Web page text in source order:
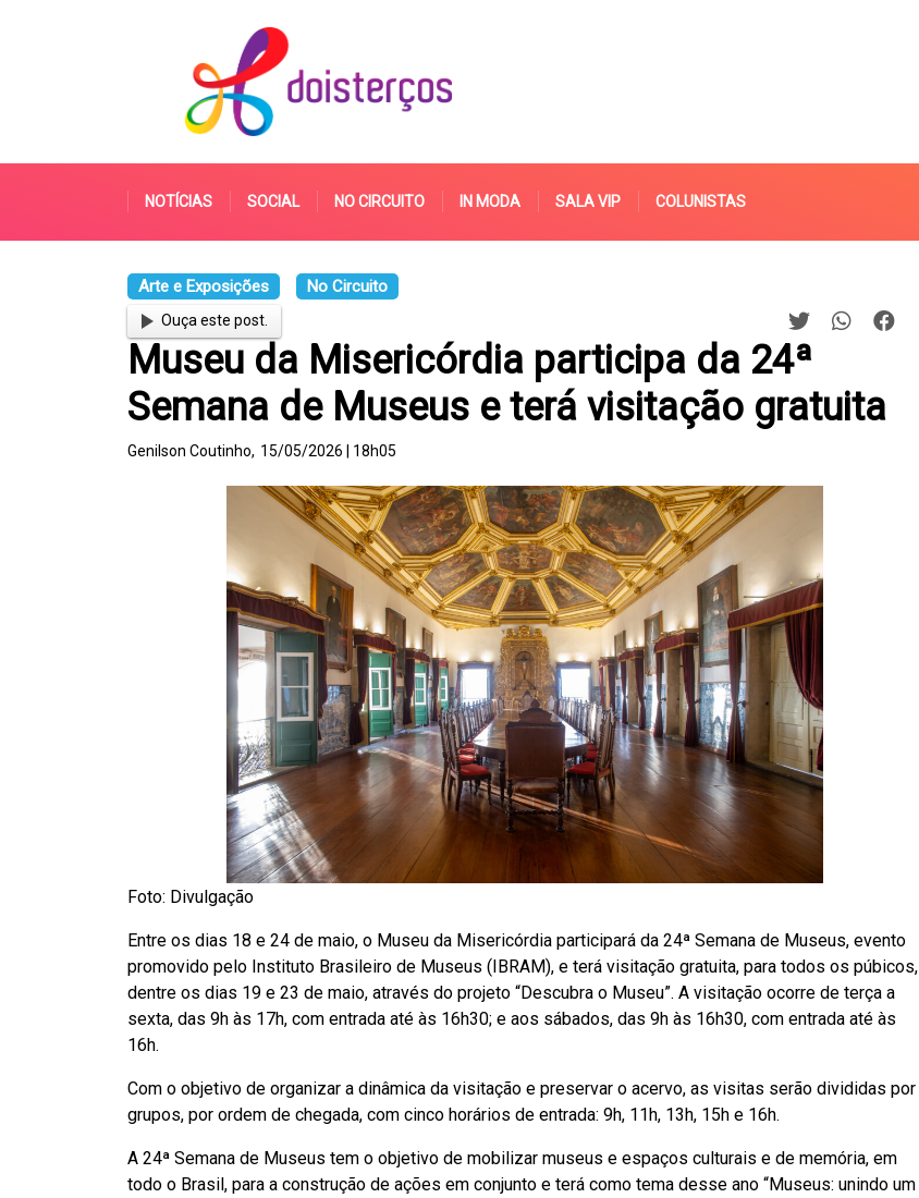
NOTÍCIAS SOCIAL NO CIRCUITO IN MODA SALA VIP COLUNISTAS
Arte e Exposições No Circuito
Ouça este post.
Museu da Misericórdia participa da 24ª
Semana de Museus e terá visitação gratuita
Genilson Coutinho, 15/05/2026 | 18h05
Foto: Divulgação
Entre os dias 18 e 24 de maio, o Museu da Misericórdia participará da 24ª Semana de Museus, evento
promovido pelo Instituto Brasileiro de Museus (IBRAM), e terá visitação gratuita, para todos os púbicos,
dentre os dias 19 e 23 de maio, através do projeto “Descubra o Museu”. A visitação ocorre de terça a
sexta, das 9h às 17h, com entrada até às 16h30; e aos sábados, das 9h às 16h30, com entrada até às
16h.
Com o objetivo de organizar a dinâmica da visitação e preservar o acervo, as visitas serão divididas por
grupos, por ordem de chegada, com cinco horários de entrada: 9h, 11h, 13h, 15h e 16h.
A 24ª Semana de Museus tem o objetivo de mobilizar museus e espaços culturais e de memória, em
todo o Brasil, para a construção de ações em conjunto e terá como tema desse ano “Museus: unindo um